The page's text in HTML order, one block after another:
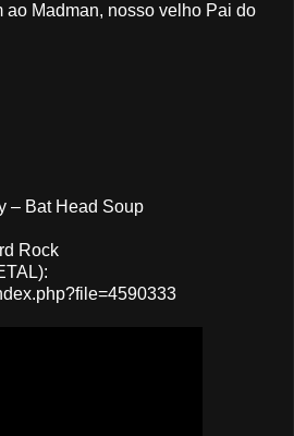
ao Madman, nosso velho Pai do
– Bat Head Soup
Rock